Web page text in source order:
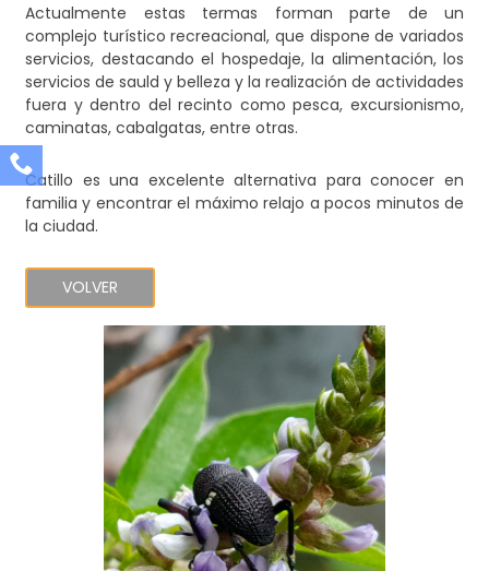
Actualmente estas termas forman parte de un
complejo turístico recreacional, que dispone de variados
servicios, destacando el hospedaje, la alimentación, los
servicios de sauld y belleza y la realización de actividades
fuera y dentro del recinto como pesca, excursionismo,
caminatas, cabalgatas, entre otras.
Catillo es una excelente alternativa para conocer en
familia y encontrar el máximo relajo a pocos minutos de
la ciudad.
VOLVER